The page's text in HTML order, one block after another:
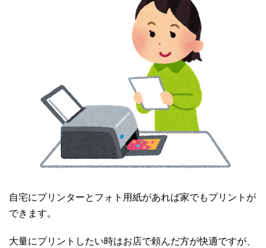
自宅にプリンターとフォト用紙があれば家でもプリントが
できます。
大量にプリントしたい時はお店で頼んだ方が快適ですが、